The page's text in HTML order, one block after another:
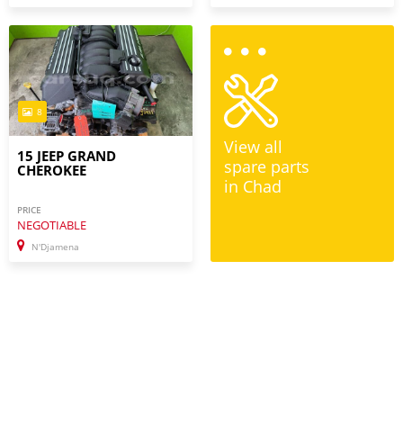
8
15 JEEP GRAND
CHEROKEE
PRICE
NEGOTIABLE
N'Djamena
View all
spare parts
in Chad